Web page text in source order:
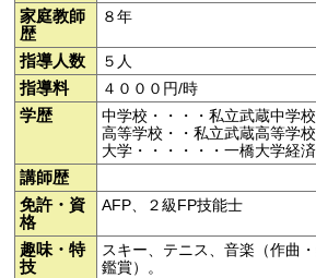
家庭教師
歴
８年
指導人数 ５人
指導料 ４０００円/時
学歴
中学校・・・・私立武蔵中学校
高等学校・・私立武蔵高等学校
大学・・・・・・一橋大学経
講師歴
免許・資
格
AFP、２級FP技能士
趣味・特
技
スキー、テニス、音楽（作曲
鑑賞）。